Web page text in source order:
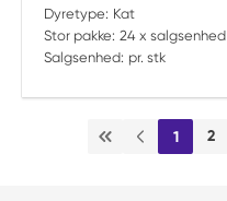
Dyretype: Kat
Stor pakke: 24 x salgsenhed
Salgsenhed: pr. stk
Første sideForrige side
1 2